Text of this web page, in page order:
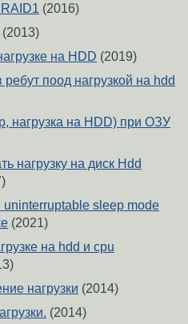
(2016)
(2013)
на HDD (2019)
поод нагрузкой на hdd
нагрузка на HDD) при ОЗУ
нагрузку на диск Hdd
uninterruptable sleep mode
(2021)
на hdd и cpu
нагрузки (2014)
(2014)